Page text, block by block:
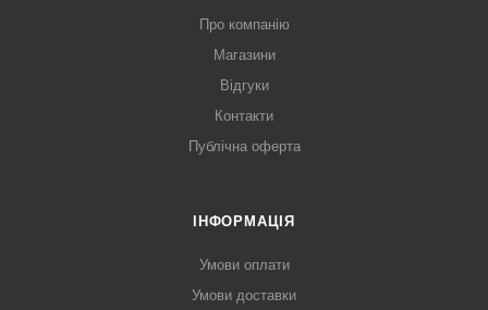
Про компанію
Магазини
Відгуки
Контакти
Публічна оферта
ІНФОРМАЦІЯ
Умови оплати
Умови доставки